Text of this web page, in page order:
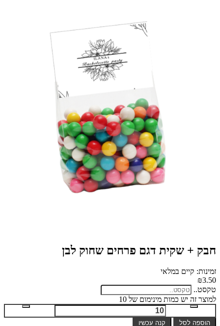
חבק + שקית דגם פרחים שחוק לבן
זמינות: קיים במלאי
₪3.50
טקסט..
למוצר זה יש כמות מינימום של 10
הוספה לסל קנה עכשיו